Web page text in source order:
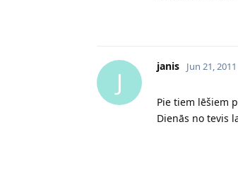
J
janis Jun 21, 2011
Pie tiem lēšiem
Dienās no tevis